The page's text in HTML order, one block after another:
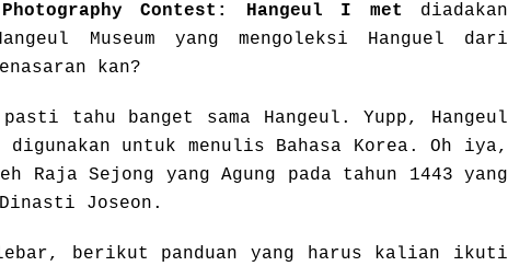
Photography Contest: Hangeul I met diadakan
Museum yang mengoleksi Hanguel dari
kan?
pasti tahu banget sama Hangeul. Yupp, Hangeul
digunakan untuk menulis Bahasa Korea. Oh iya,
Raja Sejong yang Agung pada tahun 1443 yang
Joseon.
lebar, berikut panduan yang harus kalian ikuti